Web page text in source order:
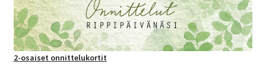
2-osaiset onnittelukortit